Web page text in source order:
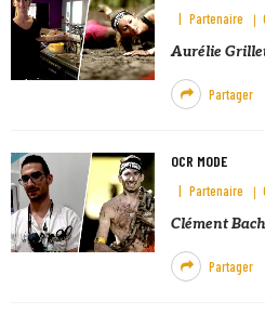
Partenaire
Aurélie
Partager
OCR MODE
Partenaire
Clément
Partager